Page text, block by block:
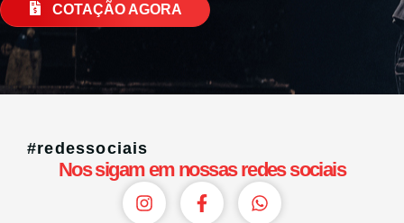
COTAÇÃO AGORA
#redessociais
Nos sigam em nossas redes sociais